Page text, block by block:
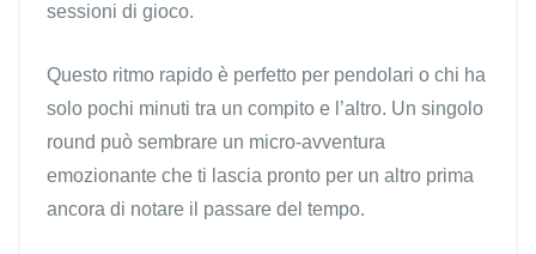
sessioni di gioco.
Questo ritmo rapido è perfetto per pendolari o chi ha
solo pochi minuti tra un compito e l’altro. Un singolo
round può sembrare un micro‑avventura
emozionante che ti lascia pronto per un altro prima
ancora di notare il passare del tempo.